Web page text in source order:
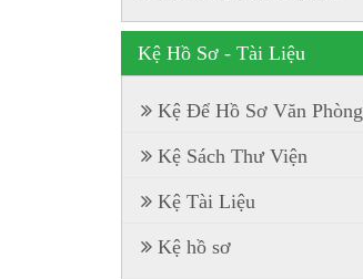
Kệ Hồ Sơ - Tài Liệu
Kệ Để Hồ Sơ Văn Phòng
Kệ Sách Thư Viện
Kệ Tài Liệu
Kệ hồ sơ